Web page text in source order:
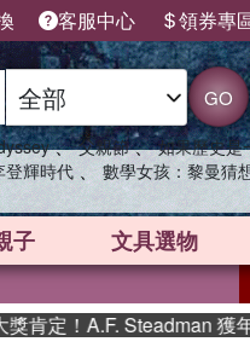
客服中心 領券專
GO
、 父親節 、 如果歷史是
登輝時代 、 數學女孩：黎曼猜
子 文具選物
定！A.F. Steadman 獲年度